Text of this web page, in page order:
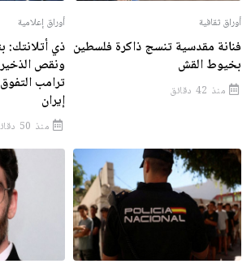
أوراق ثقافية
فنانة مقدسية تنسج ذاكرة فلسطين
بخيوط القش
منذ 42 دقائق
أوراق إعلامية
ذي أتلانتك:
ونقص
ترامب
إيران
منذ 50 دقائق